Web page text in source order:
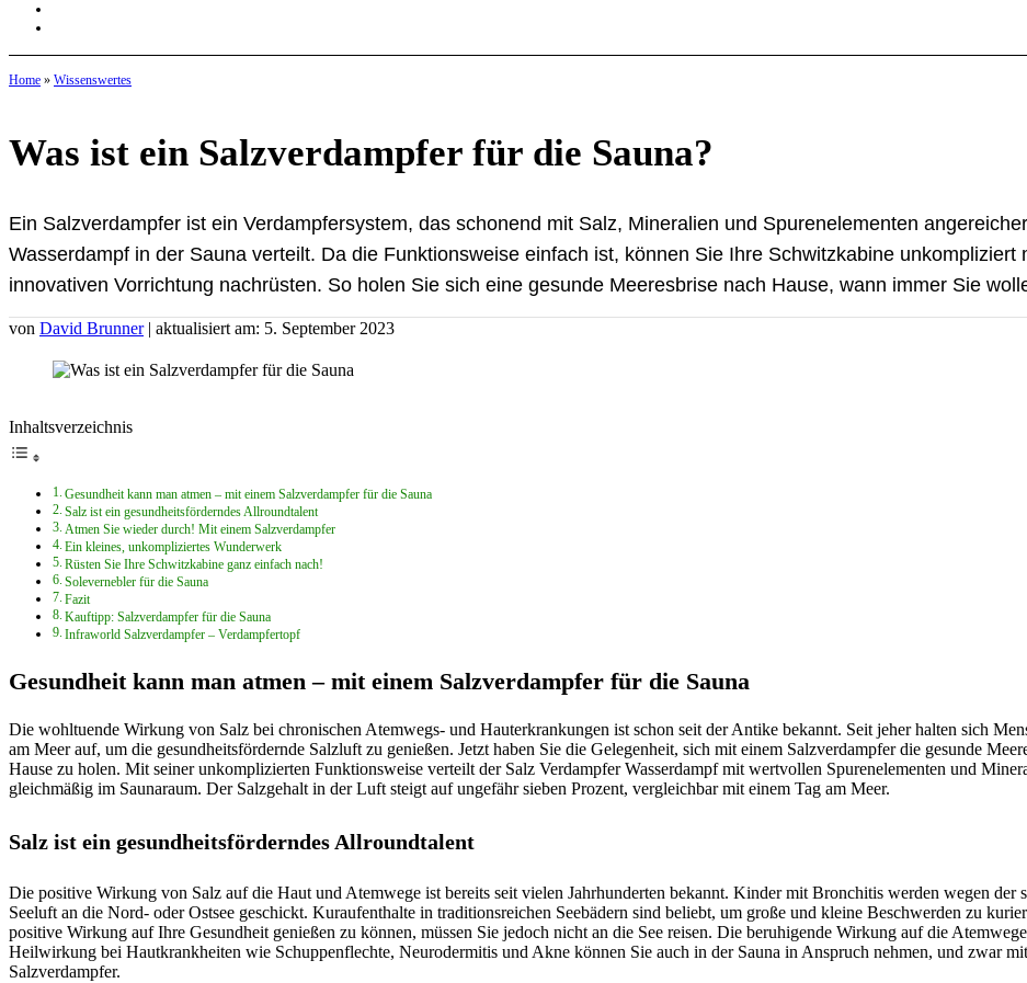
Home » Wissenswertes
Was ist ein Salzverdampfer für die Sauna?
Ein Salzverdampfer ist ein Verdampfersystem, das schonend mit Salz, Mineralien und Spurenelementen
Wasserdampf in der Sauna verteilt. Da die Funktionsweise einfach ist, können Sie Ihre Schwitzkabine unkompliziert
innovativen Vorrichtung nachrüsten. So holen Sie sich eine gesunde Meeresbrise nach Hause, wann immer Sie
von David Brunner | aktualisiert am: 5. September 2023
Inhaltsverzeichnis
Gesundheit kann man atmen – mit einem Salzverdampfer für die Sauna
Salz ist ein gesundheitsförderndes Allroundtalent
Atmen Sie wieder durch! Mit einem Salzverdampfer
Ein kleines, unkompliziertes Wunderwerk
Rüsten Sie Ihre Schwitzkabine ganz einfach nach!
Solevernebler für die Sauna
Fazit
Kauftipp: Salzverdampfer für die Sauna
Infraworld Salzverdampfer – Verdampfertopf
Gesundheit kann man atmen – mit einem Salzverdampfer für die Sauna
Die wohltuende Wirkung von Salz bei chronischen Atemwegs- und Hauterkrankungen ist schon seit der Antike bekannt. Seit jeher halten sich
am Meer auf, um die gesundheitsfördernde Salzluft zu genießen. Jetzt haben Sie die Gelegenheit, sich mit einem Salzverdampfer die gesunde
Hause zu holen. Mit seiner unkomplizierten Funktionsweise verteilt der Salz Verdampfer Wasserdampf mit wertvollen Spurenelementen und
gleichmäßig im Saunaraum. Der Salzgehalt in der Luft steigt auf ungefähr sieben Prozent, vergleichbar mit einem Tag am Meer.
Salz ist ein gesundheitsförderndes Allroundtalent
Die positive Wirkung von Salz auf die Haut und Atemwege ist bereits seit vielen Jahrhunderten bekannt. Kinder mit Bronchitis werden wegen der
Seeluft an die Nord- oder Ostsee geschickt. Kuraufenthalte in traditionsreichen Seebädern sind beliebt, um große und kleine Beschwerden zu
positive Wirkung auf Ihre Gesundheit genießen zu können, müssen Sie jedoch nicht an die See reisen. Die beruhigende Wirkung auf die
Heilwirkung bei Hautkrankheiten wie Schuppenflechte, Neurodermitis und Akne können Sie auch in der Sauna in Anspruch nehmen, und zwar
Salzverdampfer.